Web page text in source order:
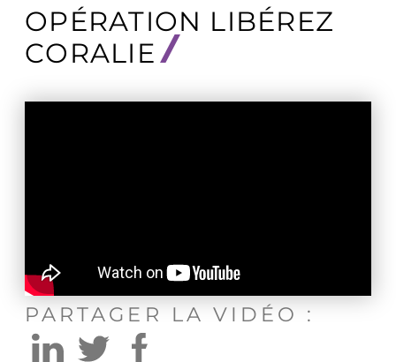
OPÉRATION LIBÉREZ
CORALIE
PARTAGER LA VIDÉO :